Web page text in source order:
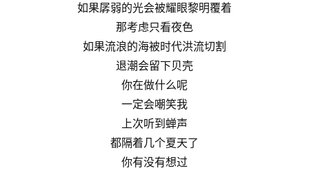
如果孱弱的光会被耀眼黎明覆着
那考虑只看夜色
如果流浪的海被时代洪流切割
退潮会留下贝壳
你在做什么呢
一定会嘲笑我
上次听到蝉声
都隔着几个夏天了
你有没有想过